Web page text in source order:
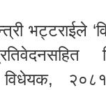
भट्टराईले
विधेयक,